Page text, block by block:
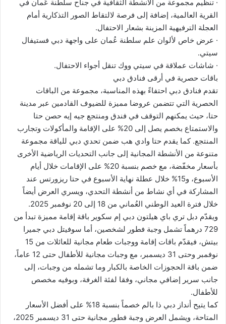
· تنظيم مجموعة من الأنشطة الثقافية في جناح سلطنة عُمان في
القرية العالمية، إضافة إلى فرصة لالتقاط الصور التذكارية أمام
العجلة الترفيهية المزينة بشعار الاحتفال.
· عرض خاص لألوان علم سلطنة عُمان على واجهة دبي فستيفال
سيتي.
· شاشات عملاقة في سيتي ووك تنقل أجواء الاحتفال.
باقات حصرية في أرقى فنادق دبي
تقدم فنادق دبي احتفاءً بهذه المناسبة، مجموعة من الباقات
الحصرية التي تتضمن عروضا مميزة للضيوف القادمين عبر مدينة
حتا، حيث يمكنهم التوقف في فندق ومنتجع جيه إيه حصن حتا
والاستمتاع بخصم يصل إلى 20% على الإقامة والمأكولات وتجارب
المنتجع. كما يقدم حتا وادي هب ضمن تحدي دبي للياقة مجموعة
متنوعة من الأنشطة المجانية إلى جانب التحديات الرياضية الأخرى
بأسعار مخفّضة، مع خصم بنسبة 20% على الإقامات خلال أيام
الأسبوع، و15% خلال عطلة نهاية الأسبوع في حتا ريزورتس عند
المشاركة في أي نشاط من أنشطة التحدي، ويسري العرض أيضاً
خلال فترة العيد الوطني العُماني من 18 إلى 20 نوفمبر 2025.
ويقدّم دبل تري باي هيلتون دبي إم سكوير باقة إقامة مميزة تبدأ من
729 درهماً تشمل وجبة فطور لشخصين، أما سوفيتل دبي جميرا
بيتش، فيقدّم باقات إقامة ووجبات طعام مجانية للعائلات من 15
نوفمبر وحتى 31 ديسمبر، مع وجبات مجانية للأطفال حتى 12 عاماً،
ضمن باقة الحجوزات الخاصة بالكبار وما تشمله من وجبات، إلى
جانب سرير إضافي مجاني، وفقا لفئة الغرفة، وبوفيه مخصص
للأطفال.
كما يتيح أنداز دبي ذا بالم خصماً بنسبة 18% على أفضل الأسعار
المتاحة، ويشمل العرض وجبة فطور مجانية حتى 31 ديسمبر 2025،